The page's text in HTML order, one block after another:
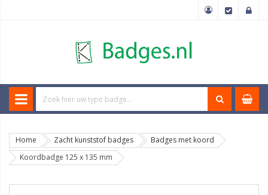
Home Zacht kunststof badges
Badges met koord
Koordbadge 125 x 135 mm